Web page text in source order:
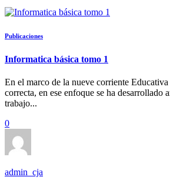
Publicaciones
Informatica básica tomo 1
En el marco de la nueve corriente
correcta, en ese enfoque se ha desarrollado
trabajo...
0
admin_cja